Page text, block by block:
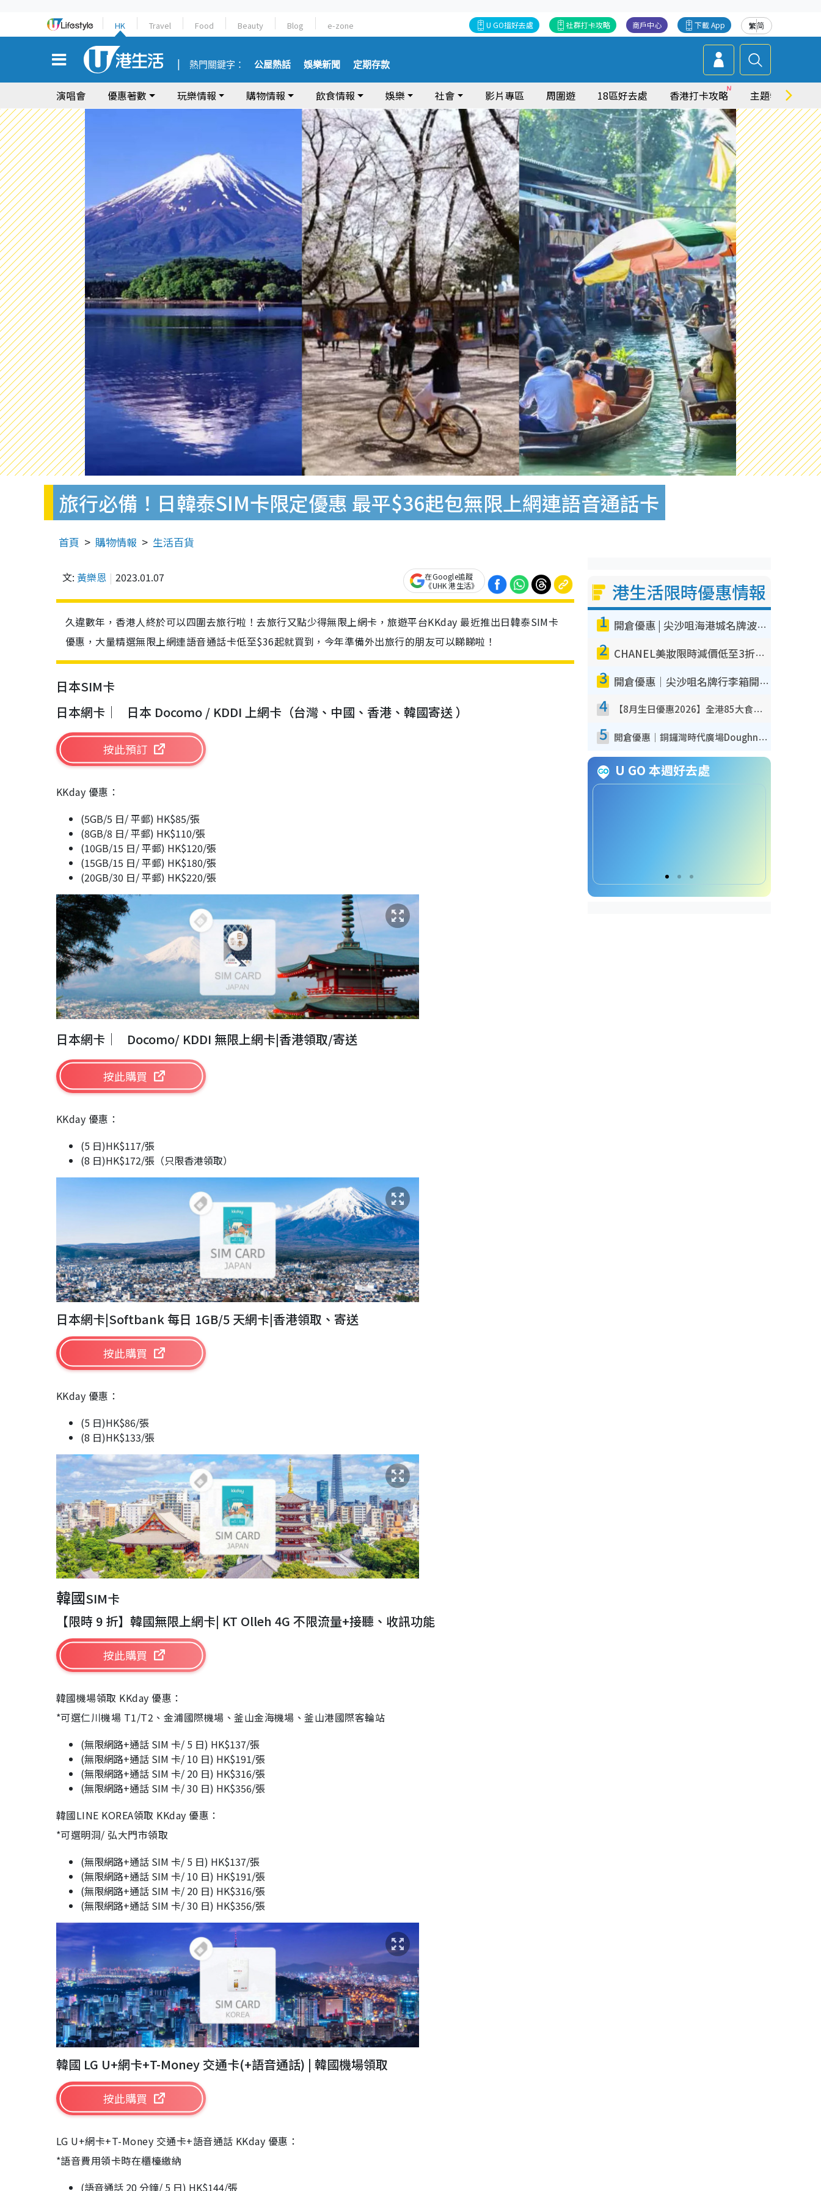
HK Travel Food Beauty Blog e-zone 繁简
下載 App
商戶中心
社群打卡攻略
U GO搵好去處
熱門關鍵字： 公屋熱話 娛樂新聞 定期存款
演唱會 優惠著數 玩樂情報 購物情報 飲食情報 娛樂 社會 影片專區 周圍遊 18區好去處 香港打卡攻略 主題特集
旅行必備！日韓泰SIM卡限定優惠 最平$36起包無限上網連語音通話卡
首頁 購物情報 生活百貨
文: 黃樂恩 2023.01.07
在Google追蹤
《UHK 港生活》
久違數年，香港人終於可以四圍去旅行啦！去旅行又點少得無限上網卡，旅遊平台KKday 最近推出日韓泰SIM卡
優惠，大量精選無限上網連語音通話卡低至$36起就買到，今年準備外出旅行的朋友可以睇睇啦！
日本SIM卡
日本網卡 ｜ 日本 Docomo / KDDI 上網卡（台灣、中國、香港、韓國寄送 ）
按此預訂
KKday 優惠：
(5GB/5 日/ 平郵) HK$85/張
(8GB/8 日/ 平郵) HK$110/張
(10GB/15 日/ 平郵) HK$120/張
(15GB/15 日/ 平郵) HK$180/張
(20GB/30 日/ 平郵) HK$220/張
日本網卡 ｜ Docomo/ KDDI 無限上網卡|香港領取/寄送
按此購買
KKday 優惠：
(5 日)HK$117/張
(8 日)HK$172/張（只限香港領取）
日本網卡|Softbank 每日 1GB/5 天網卡|香港領取、寄送
按此購買
KKday 優惠：
(5 日)HK$86/張
(8 日)HK$133/張
韓國SIM卡
【限時 9 折】韓國無限上網卡| KT Olleh 4G 不限流量+接聽、收訊功能
按此購買
韓國機場領取 KKday 優惠：
*可選仁川機場 T1/T2、金浦國際機場、釜山金海機場、釜山港國際客輪站
(無限網路+通話 SIM 卡/ 5 日) HK$137/張
(無限網路+通話 SIM 卡/ 10 日) HK$191/張
(無限網路+通話 SIM 卡/ 20 日) HK$316/張
(無限網路+通話 SIM 卡/ 30 日) HK$356/張
韓國LINE KOREA領取 KKday 優惠：
*可選明洞/ 弘大門市領取
(無限網路+通話 SIM 卡/ 5 日) HK$137/張
(無限網路+通話 SIM 卡/ 10 日) HK$191/張
(無限網路+通話 SIM 卡/ 20 日) HK$316/張
(無限網路+通話 SIM 卡/ 30 日) HK$356/張
韓國 LG U+網卡+T-Money 交通卡(+語音通話) | 韓國機場領取
按此購買
LG U+網卡+T-Money 交通卡+語音通話 KKday 優惠：
*語音費用領卡時在櫃檯繳納
(語音通話 20 分鐘/ 5 日) HK$144/張
港生活限時優惠情報
1 開倉優惠 | 尖沙咀海港城名牌波鞋開倉低至1折！On鞋$899起／Joy&Peace鞋履$98起
2 CHANEL美妝限時減價低至3折！人氣粉底/唇膏/精華液低至$275！COCO香水都有平
3 開倉優惠｜尖沙咀名牌行李箱開倉低至4折！一連5日 American Tourister/ace./Hallmark $200起！
4 【8月生日優惠2026】全港85大食買玩著數攻略 自助餐/火鍋放題同行免費＋誠品/DONKI送現金券
5 開倉優惠｜銅鑼灣時代廣場Doughnut/Campo Marzio開倉低至1折！背囊、書包、手袋劈價$200起
U GO 本週好去處